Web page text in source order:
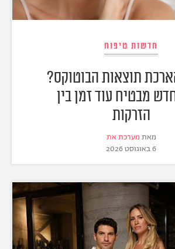
חדשות טיפוח
תוצאות הבוטוקס?
מבטיח עוד זמן בין
הזרקות
מאת מערכת את
6 באוגוסט 2026